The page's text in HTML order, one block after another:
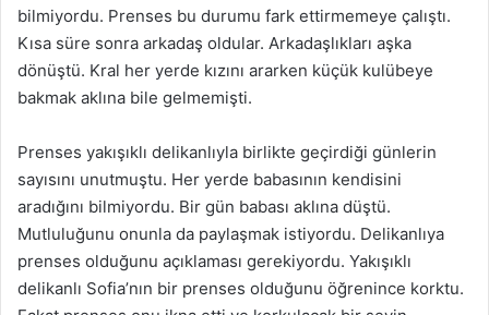
bilmiyordu. Prenses bu durumu fark ettirmemeye çalıştı.
Kısa süre sonra arkadaş oldular. Arkadaşlıkları aşka
dönüştü. Kral her yerde kızını ararken küçük kulübeye
bakmak aklına bile gelmemişti.
Prenses yakışıklı delikanlıyla birlikte geçirdiği günlerin
sayısını unutmuştu. Her yerde babasının kendisini
aradığını bilmiyordu. Bir gün babası aklına düştü.
Mutluluğunu onunla da paylaşmak istiyordu. Delikanlıya
prenses olduğunu açıklaması gerekiyordu. Yakışıklı
delikanlı Sofia’nın bir prenses olduğunu öğrenince korktu.